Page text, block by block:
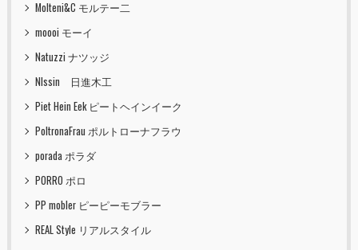
Molteni&C モルテー二
moooi モーイ
Natuzzi ナツッジ
NIssin 日進木工
Piet Hein Eek ピートヘインイーク
PoltronaFrau ポルトローナフラウ
porada ポラダ
PORRO ポロ
PP mobler ピーピーモブラー
REAL Style リアルスタイル